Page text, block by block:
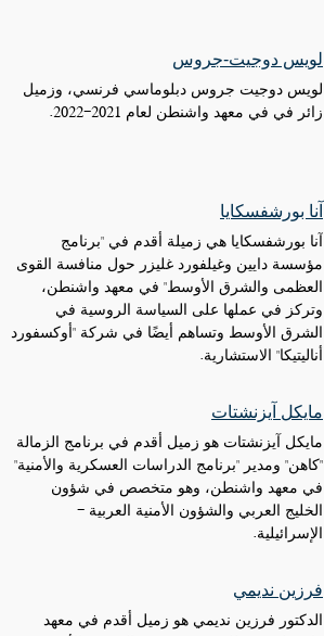
لويس دوجيت-جروس
لويس دوجيت جروس دبلوماسي فرنسي، وزميل
زائر في في معهد واشنطن لعام 2021-2022.
آنا بورشفسكايا
آنا بورشفسكايا هي زميلة أقدم في "برنامج
مؤسسة دايين وغيلفورد غليزر حول منافسة القوى
العظمى والشرق الأوسط" في معهد واشنطن،
وتركز في عملها على السياسة الروسية في
الشرق الأوسط وتساهم أيضًا في شركة "أوكسفورد
أناليتيكا" الاستشارية.
مايكل آيزنشتات
مايكل آيزنشتات هو زميل أقدم في برنامج الزمالة
"كاهن" ومدير "برنامج الدراسات العسكرية والأمنية"
في معهد واشنطن، وهو متخصص في شؤون
الخليج العربي والشؤون الأمنية العربية -
الإسرائيلية.
فرزين نديمي
الدكتور فرزين نديمي هو زميل أقدم في معهد